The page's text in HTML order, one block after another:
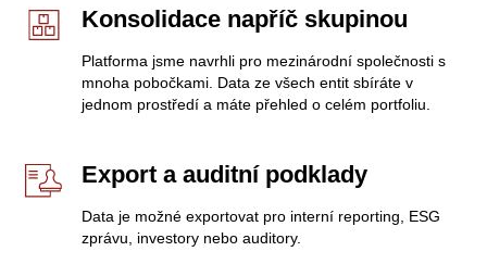
Konsolidace napříč skupinou
Platforma jsme navrhli pro mezinárodní společnosti s
mnoha pobočkami. Data ze všech entit sbíráte v
jednom prostředí a máte přehled o celém portfoliu.
Export a auditní podklady
Data je možné exportovat pro interní reporting, ESG
zprávu, investory nebo auditory.